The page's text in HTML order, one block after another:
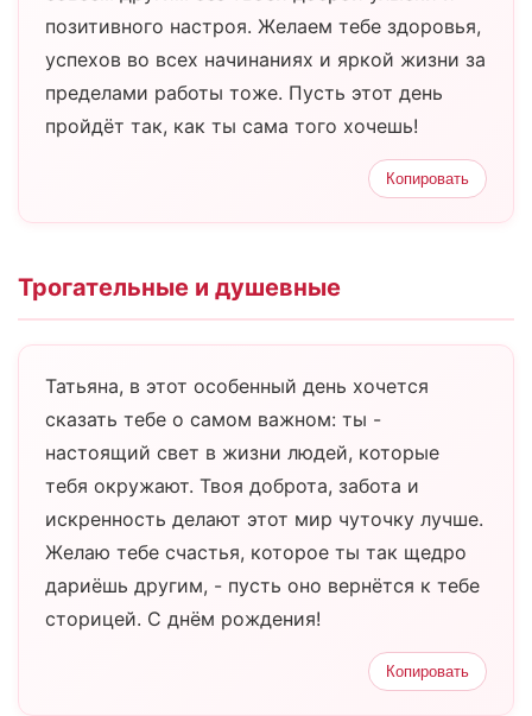
позитивного настроя. Желаем тебе здоровья,
успехов во всех начинаниях и яркой жизни за
пределами работы тоже. Пусть этот день
пройдёт так, как ты сама того хочешь!
Копировать
Трогательные и душевные
Татьяна, в этот особенный день хочется
сказать тебе о самом важном: ты -
настоящий свет в жизни людей, которые
тебя окружают. Твоя доброта, забота и
искренность делают этот мир чуточку лучше.
Желаю тебе счастья, которое ты так щедро
дариёшь другим, - пусть оно вернётся к тебе
сторицей. С днём рождения!
Копировать